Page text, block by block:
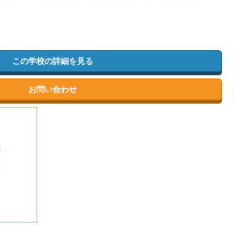
この学校の詳細を見る
お問い合わせ